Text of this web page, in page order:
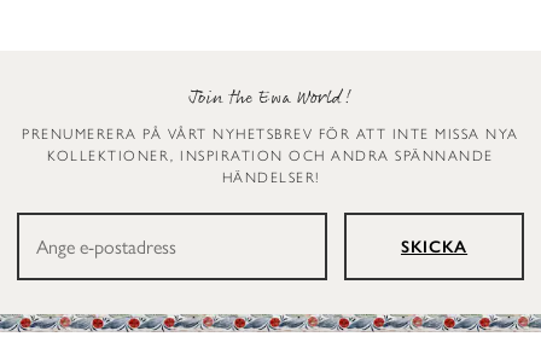
Join the Ewa World!
PRENUMERERA PÅ VÅRT NYHETSBREV FÖR ATT INTE MISSA NYA
KOLLEKTIONER, INSPIRATION OCH ANDRA SPÄNNANDE
HÄNDELSER!
SKICKA